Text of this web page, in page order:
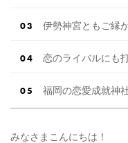
伊勢神宮ともご縁
恋のライバルにも
福岡の恋愛成就神
みなさまこんにちは！